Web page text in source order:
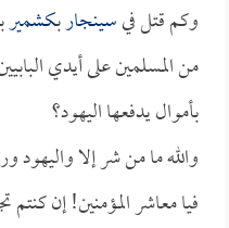
وكم قتل فيسينجاربـكشمير
من المسلمين على أيدي
بأموال يدفعها اليهود؟
والله ما من شر إلا واليهود
فيا معاشر المؤمنين! إن كنتم